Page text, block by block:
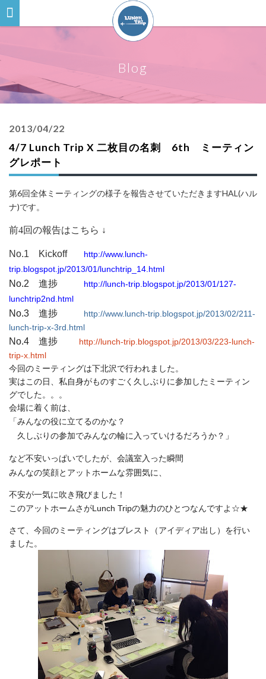
Blog
2013/04/22
4/7 Lunch Trip X 二枚目の名刺 6th ミーティン
グレポート
第6回全体ミーティングの様子を報告させていただきますHAL(ハル
ナ)です。
前4回の報告はこちら ↓
No.1 Kickoff http://www.lunch-
trip.blogspot.jp/2013/01/lunchtrip_14.html
No.2 進捗
http://lunch-trip.blogspot.jp/2013/01/127-
lunchtrip2nd.html
No.3 進捗
http://www.lunch-trip.blogspot.jp/2013/02/211-
lunch-trip-x-3rd.html
No.4 進捗
http://lunch-trip.blogspot.jp/2013/03/223-lunch-
trip-x.html
今回のミーティングは下北沢で行われました。
実はこの日、私自身がものすごく久しぶりに参加したミーティン
グでした。。。
会場に着く前は、
「みんなの役に立てるのかな？
久しぶりの参加でみんなの輪に入っていけるだろうか？」
など不安いっぱいでしたが、会議室入った瞬間
みんなの笑顔とアットホームな雰囲気に、
不安が一気に吹き飛びました！
このアットホームさがLunch Tripの魅力のひとつなんですよ☆★
さて、今回のミーティングはブレスト（アイディア出し）を行い
ました。